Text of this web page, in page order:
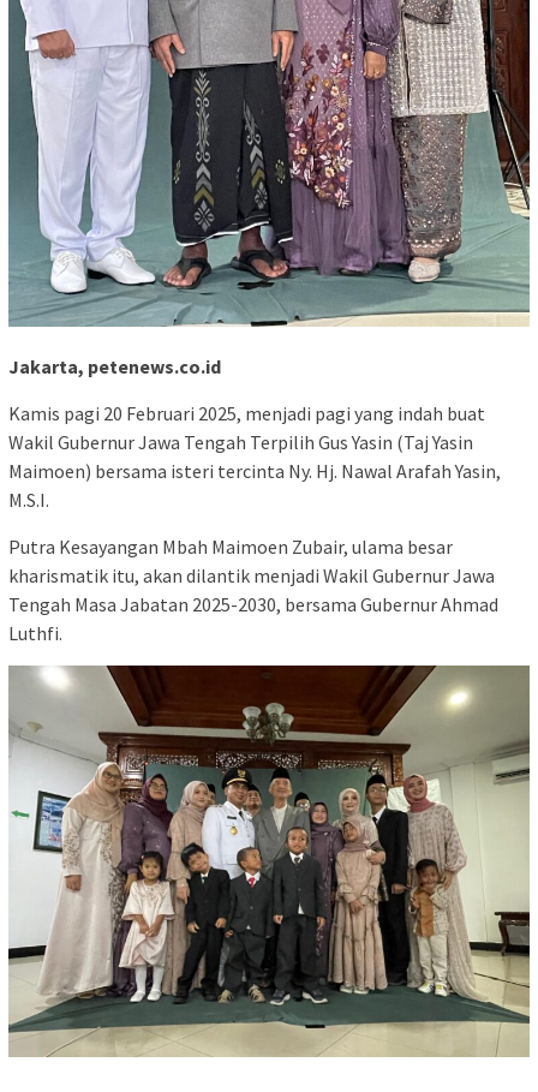
Jakarta, petenews.co.id
Kamis pagi 20 Februari 2025, menjadi pagi yang indah buat
Wakil Gubernur Jawa Tengah Terpilih Gus Yasin (Taj Yasin
Maimoen) bersama isteri tercinta Ny. Hj. Nawal Arafah Yasin,
M.S.I.
Putra Kesayangan Mbah Maimoen Zubair, ulama besar
kharismatik itu, akan dilantik menjadi Wakil Gubernur Jawa
Tengah Masa Jabatan 2025-2030, bersama Gubernur Ahmad
Luthfi.